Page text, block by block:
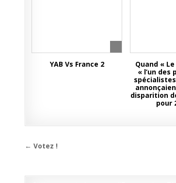
YAB Vs France 2
Quand «
« l’un des
disparition
pour
Navigation
l’article
← Votez !